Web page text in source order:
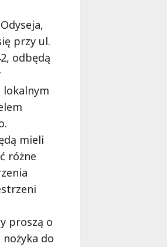
przy ul.
odbędą
lokalnym
mieli
różne
proszą o
do